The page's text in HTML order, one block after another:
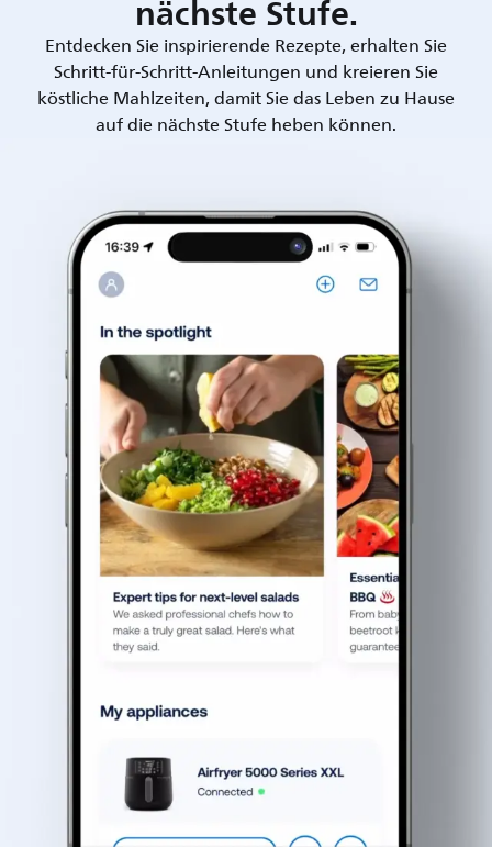
nächste Stufe.
Entdecken Sie inspirierende Rezepte, erhalten Sie
Schritt-für-Schritt-Anleitungen und kreieren Sie
köstliche Mahlzeiten, damit Sie das Leben zu Hause
auf die nächste Stufe heben können.